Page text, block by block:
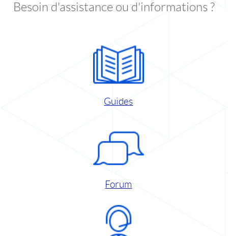
Besoin d'assistance ou d'informations ?
Guides
Forum